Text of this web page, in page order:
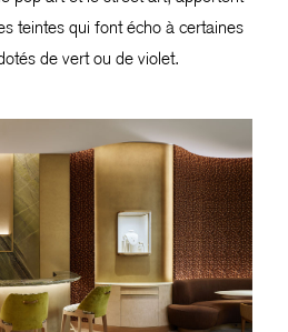
teintes qui font écho à certaines
de vert ou de violet.